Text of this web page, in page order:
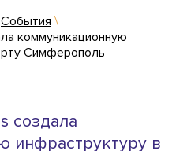
События
коммуникационную
Симферополь
создала
инфраструктуру в